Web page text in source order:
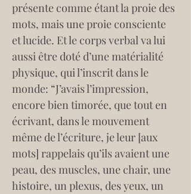
présente comme étant la proie des
mots, mais une proie consciente
et lucide. Et le corps verbal va lui
aussi être doté d’une matérialité
physique, qui l’inscrit dans le
monde: “J’avais l’impression,
encore bien timorée, que tout en
écrivant, dans le mouvement
même de l’écriture, je leur [aux
mots] rappelais qu’ils avaient une
peau, des muscles, une chair, une
histoire, un plexus, des yeux, un